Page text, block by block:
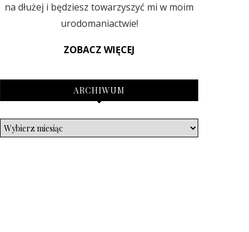
na dłużej i będziesz towarzyszyć mi w moim
urodomaniactwie!
ZOBACZ WIĘCEJ
ARCHIWUM